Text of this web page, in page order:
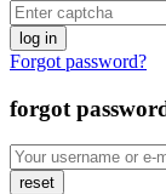
log in
Forgot password?
forgot
reset